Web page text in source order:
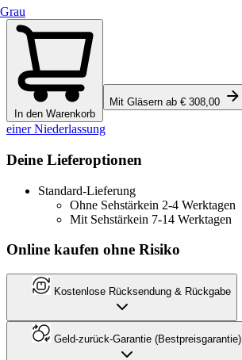
Grau
In den Warenkorb
Mit Gläsern ab € 308,00
einer Niederlassung
Deine Lieferoptionen
Standard-Lieferung
Ohne Sehstärkein 2-4 Werktagen
Mit Sehstärkein 7-14 Werktagen
Online kaufen ohne Risiko
Kostenlose Rücksendung & Rückgabe
Geld-zurück-Garantie (Bestpreisgarantie)